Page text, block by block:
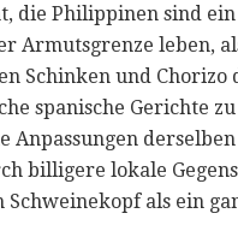
die Philippinen sind
Armutsgrenze leben,
Schinken und Chorizo
spanische Gerichte
Anpassungen
billigere lokale
als ein